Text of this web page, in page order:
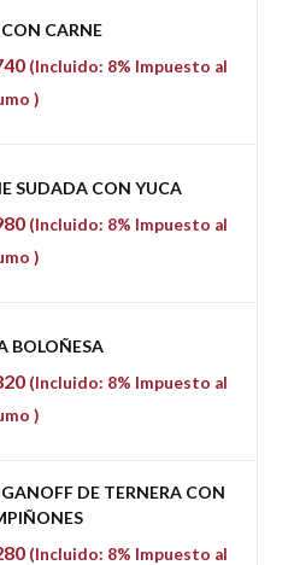
CARNE
(Incluido: 8% Impuesto al
)
SUDADA CON YUCA
(Incluido: 8% Impuesto al
)
BOLOÑESA
(Incluido: 8% Impuesto al
)
DE TERNERA CON
(Incluido: 8% Impuesto al